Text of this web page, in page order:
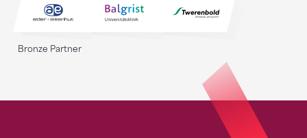
Bronze Partner